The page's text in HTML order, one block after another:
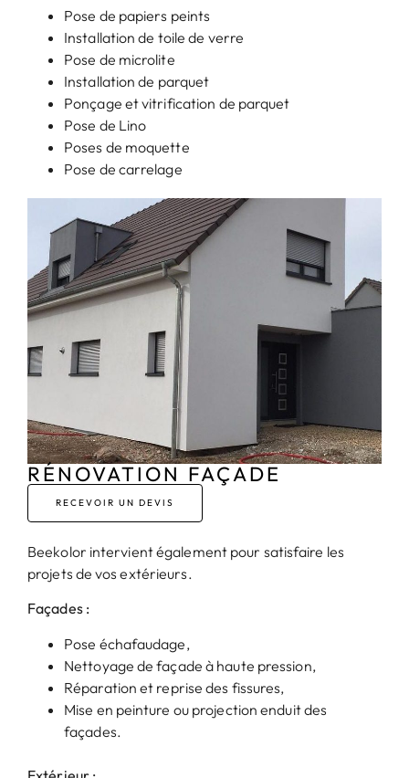
Pose de papiers peints
Installation de toile de verre
Pose de microlite
Installation de parquet
Ponçage et vitrification de parquet
Pose de Lino
Poses de moquette
Pose de carrelage
RÉNOVATION FAÇADE
RECEVOIR UN DEVIS
Beekolor intervient également pour satisfaire les
projets de vos extérieurs.
Façades :
Pose échafaudage,
Nettoyage de façade à haute pression,
Réparation et reprise des fissures,
Mise en peinture ou projection enduit des
façades.